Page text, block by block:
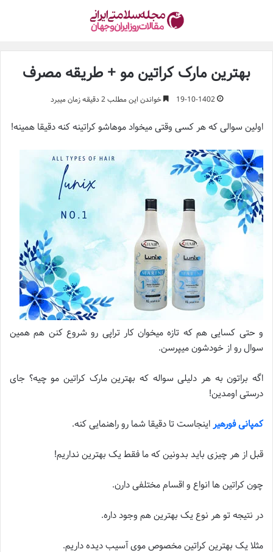
بهترین مارک کراتین مو + طریقه مصرف
19-10-1402 خواندن این مطلب 2 دقیقه زمان میبرد
اولین سوالی که هر کسی وقتی میخواد موهاشو کراتینه کنه دقیقا همینه!
و حتی کسایی هم که تازه میخوان کار تراپی رو شروع کنن هم همین
سوال رو از خودشون میپرسن.
اگه براتون به هر دلیلی سواله که بهترین مارک کراتین مو چیه؟ جای
درستی اومدین!
کمپانی فورهیر اینجاست تا دقیقا شما رو راهنمایی کنه.
قبل از هر چیزی باید بدونین که ما فقط یک بهترین نداریم!
چون کراتین ها انواع و اقسام مختلفی دارن.
در نتیجه تو هر نوع یک بهترین هم وجود داره.
مثلا یک بهترین کراتین مخصوص موی آسیب دیده داریم.